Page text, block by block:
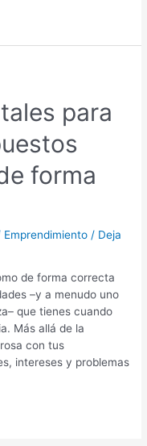
para
forma
Emprendimiento / Deja
de forma correcta
–y a menudo uno
que tienes cuando
Más allá de la
con tus
intereses y problemas